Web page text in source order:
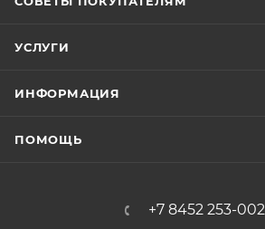
УСЛУГИ
ИНФОРМАЦИЯ
ПОМОЩЬ
+7 8452 253-002